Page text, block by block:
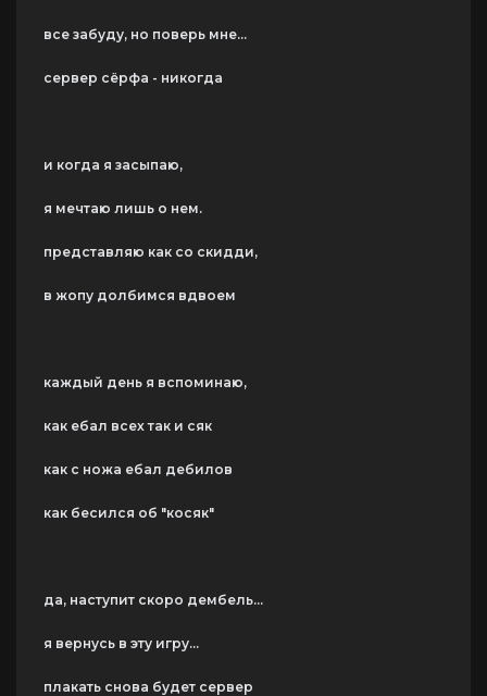
все забуду, но поверь мне...
сервер сёрфа - никогда
и когда я засыпаю,
я мечтаю лишь о нем.
представляю как со скидди,
в жопу долбимся вдвоем
каждый день я вспоминаю,
как ебал всех так и сяк
как с ножа ебал дебилов
как бесился об "косяк"
да, наступит скоро дембель...
я вернусь в эту игру...
плакать снова будет сервер